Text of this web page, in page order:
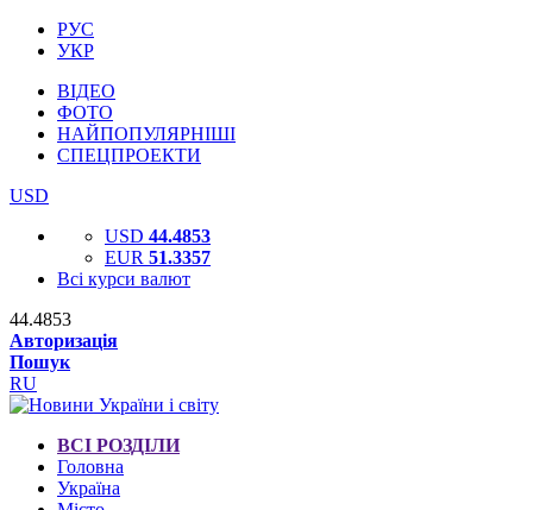
РУС
УКР
ВІДЕО
ФОТО
НАЙПОПУЛЯРНІШІ
СПЕЦПРОЕКТИ
USD
USD 44.4853
EUR 51.3357
Всі курси валют
44.4853
Авторизація
Пошук
RU
ВСІ РОЗДІЛИ
Головна
Україна